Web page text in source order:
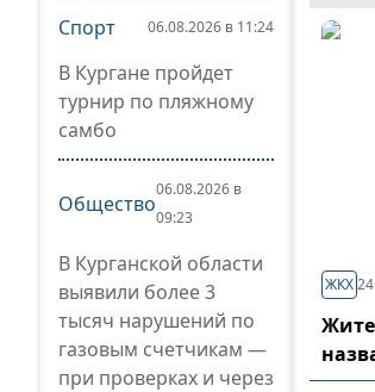
Спорт 06.08.2026 в 11:24
В Кургане пройдет
турнир по пляжному
самбо
Общество
06.08.2026 в
09:23
В Курганской области
выявили более 3
тысяч нарушений по
газовым счетчикам —
при проверках и через
ЖКХ